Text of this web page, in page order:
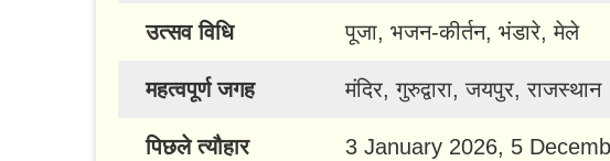
उत्सव विधि पूजा, भजन-कीर्तन, भंडारे, मेले
महत्वपूर्ण जगह मंदिर, गुरुद्वारा, जयपुर, राजस्थान
पिछले त्यौहार
3 January 2026, 5